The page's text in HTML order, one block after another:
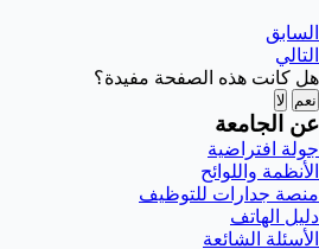
السابق
التالي
هل كانت هذه الصفحة مفيدة؟
نعم لا
عن الجامعة
جولة افتراضية
الأنظمة واللوائح
منصة جدارات للتوظيف
دليل الهاتف
الأسئلة الشائعة